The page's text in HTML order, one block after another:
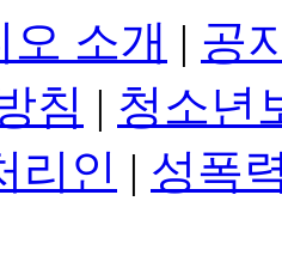
소개 | 공
침 | 청소년
리인 | 성폭